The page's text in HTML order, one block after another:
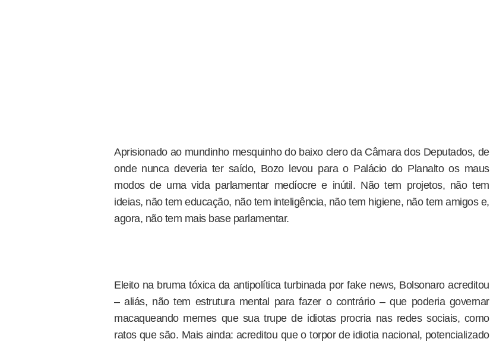
Aprisionado ao mundinho mesquinho do baixo clero da Câmara dos Deputados, de
onde nunca deveria ter saído, Bozo levou para o Palácio do Planalto os maus
modos de uma vida parlamentar medíocre e inútil. Não tem projetos, não tem
ideias, não tem educação, não tem inteligência, não tem higiene, não tem amigos e,
agora, não tem mais base parlamentar.
Eleito na bruma tóxica da antipolítica turbinada por fake news, Bolsonaro acreditou
– aliás, não tem estrutura mental para fazer o contrário – que poderia governar
macaqueando memes que sua trupe de idiotas procria nas redes sociais, como
ratos que são. Mais ainda: acreditou que o torpor de idiotia nacional, potencializado